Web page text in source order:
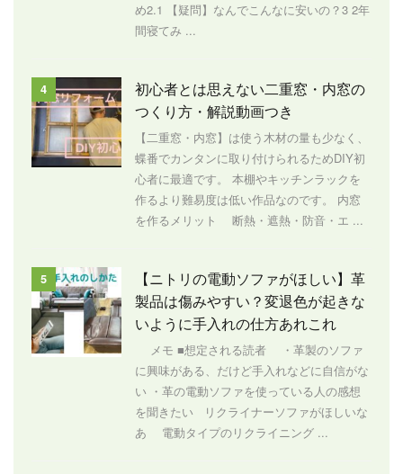
め2.1 【疑問】なんでこんなに安いの？3 2年
間寝てみ ...
4
初心者とは思えない二重窓・内窓の
つくり方・解説動画つき
【二重窓・内窓】は使う木材の量も少なく、
蝶番でカンタンに取り付けられるためDIY初
心者に最適です。 本棚やキッチンラックを
作るより難易度は低い作品なのです。 内窓
を作るメリット 断熱・遮熱・防音・エ ...
5
【ニトリの電動ソファがほしい】革
製品は傷みやすい？変退色が起きな
いように手入れの仕方あれこれ
メモ ■想定される読者 ・革製のソファ
に興味がある、だけど手入れなどに自信がな
い ・革の電動ソファを使っている人の感想
を聞きたい リクライナーソファがほしいな
あ 電動タイプのリクライニング ...